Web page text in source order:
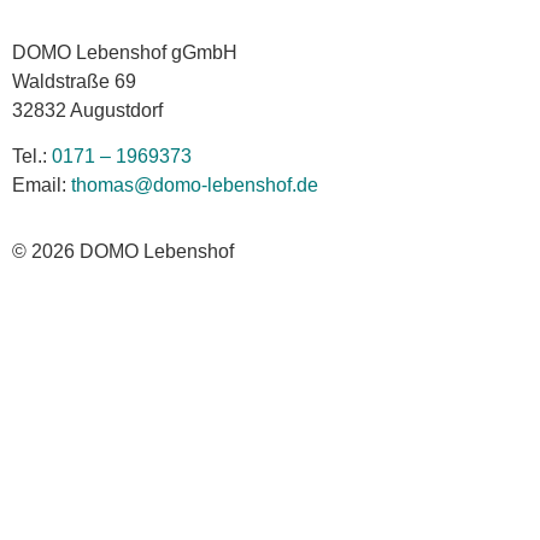
DOMO Lebenshof gGmbH
Waldstraße 69
32832 Augustdorf
Tel.: 0171 – 1969373
Email: thomas@domo-lebenshof.de
© 2026 DOMO Lebenshof